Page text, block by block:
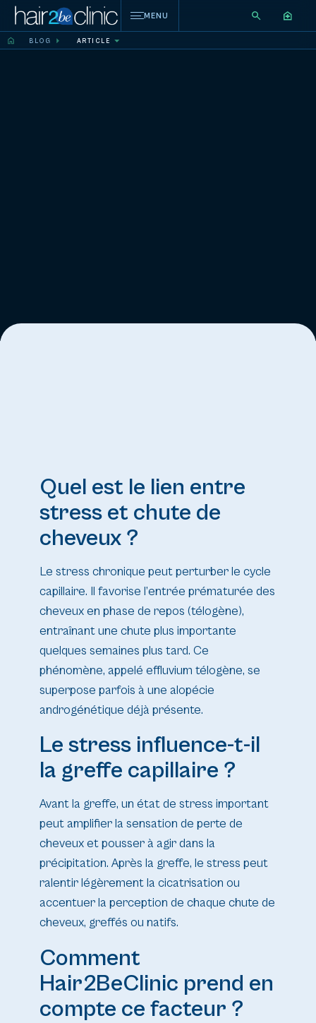
MENU
BLOG ARTICLE
Quel est le lien entre
stress et chute de
cheveux ?
Le stress chronique peut perturber le cycle
capillaire. Il favorise l’entrée prématurée des
cheveux en phase de repos (télogène),
entraînant une chute plus importante
quelques semaines plus tard. Ce
phénomène, appelé effluvium télogène, se
superpose parfois à une alopécie
androgénétique déjà présente.
Le stress influence-t-il
la greffe capillaire ?
Avant la greffe, un état de stress important
peut amplifier la sensation de perte de
cheveux et pousser à agir dans la
précipitation. Après la greffe, le stress peut
ralentir légèrement la cicatrisation ou
accentuer la perception de chaque chute de
cheveux, greffés ou natifs.
Comment
Hair2BeClinic prend en
compte ce facteur ?